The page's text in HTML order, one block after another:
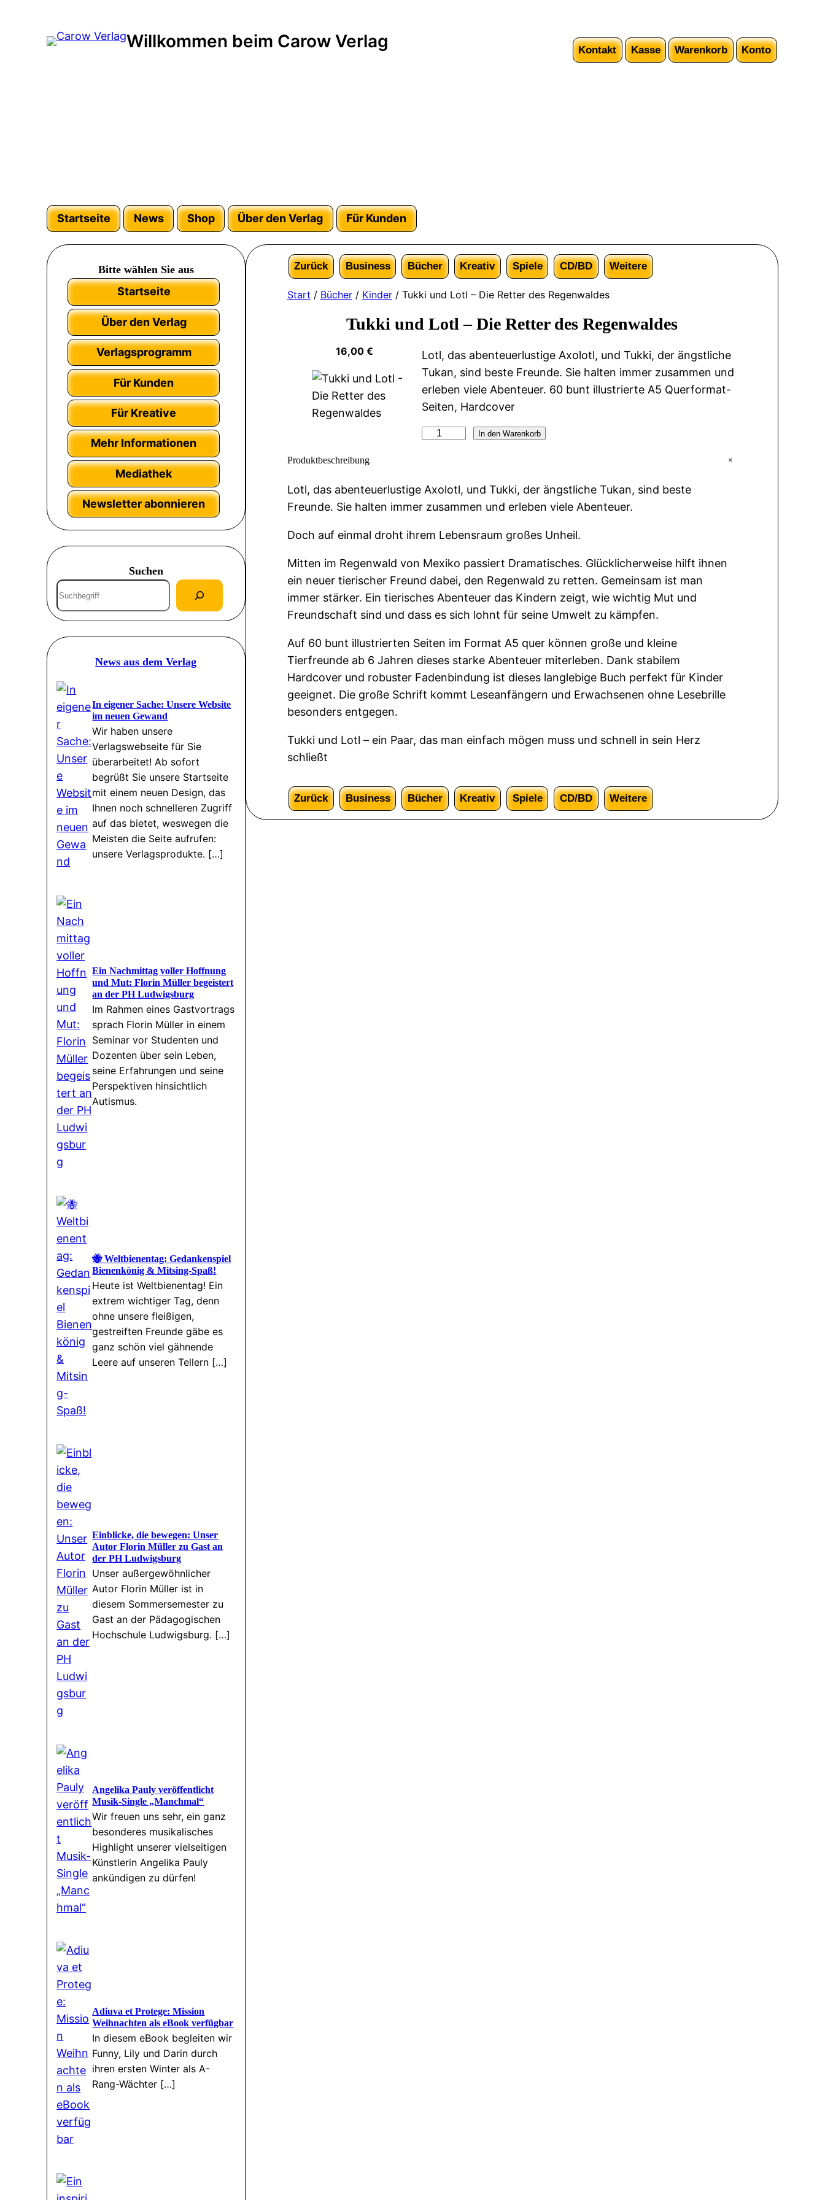
Willkommen beim Carow Verlag Kontakt Kasse Warenkorb Konto
Startseite News Shop Über den Verlag Für Kunden
Bitte wählen Sie aus
Startseite
Über den Verlag
Verlagsprogramm
Für Kunden
Für Kreative
Mehr Informationen
Mediathek
Newsletter abonnieren
Suchen
S
u
c
h
News aus dem Verlag
In eigener Sache: Unsere Website
im neuen Gewand
Wir haben unsere
Verlagswebseite für Sie
überarbeitet! Ab sofort
begrüßt Sie unsere Startseite
mit einem neuen Design, das
Ihnen noch schnelleren Zugriff
auf das bietet, weswegen die
Meisten die Seite aufrufen:
unsere Verlagsprodukte. […]
Ein Nachmittag voller Hoffnung
und Mut: Florin Müller begeistert
an der PH Ludwigsburg
Im Rahmen eines Gastvortrags
sprach Florin Müller in einem
Seminar vor Studenten und
Dozenten über sein Leben,
seine Erfahrungen und seine
Perspektiven hinsichtlich
Autismus.
🐝 Weltbienentag: Gedankenspiel
Bienenkönig & Mitsing-Spaß!
Heute ist Weltbienentag! Ein
extrem wichtiger Tag, denn
ohne unsere fleißigen,
gestreiften Freunde gäbe es
ganz schön viel gähnende
Leere auf unseren Tellern […]
Einblicke, die bewegen: Unser
Autor Florin Müller zu Gast an
der PH Ludwigsburg
Unser außergewöhnlicher
Autor Florin Müller ist in
diesem Sommersemester zu
Gast an der Pädagogischen
Hochschule Ludwigsburg. […]
Angelika Pauly veröffentlicht
Musik-Single „Manchmal“
Wir freuen uns sehr, ein ganz
besonderes musikalisches
Highlight unserer vielseitigen
Künstlerin Angelika Pauly
ankündigen zu dürfen!
Adiuva et Protege: Mission
Weihnachten als eBook verfügbar
In diesem eBook begleiten wir
Funny, Lily und Darin durch
ihren ersten Winter als A-
Rang-Wächter […]
Zurück Business Bücher Kreativ Spiele CD/BD Weitere
Start / Bücher/ Kinder/ Tukki und Lotl – Die Retter des Regenwaldes
Tukki und Lotl – Die Retter des Regenwaldes
16,00 €
Lotl, das abenteuerlustige Axolotl, und Tukki, der ängstliche
Tukan, sind beste Freunde. Sie halten immer zusammen und
erleben viele Abenteuer. 60 bunt illustrierte A5 Querformat-
Seiten, Hardcover
k
i
n
o
t
l
–
D
i
e
t
r
d
In den Warenkorb
Produktbeschreibung +
Lotl, das abenteuerlustige Axolotl, und Tukki, der ängstliche Tukan, sind beste
Freunde. Sie halten immer zusammen und erleben viele Abenteuer.
Doch auf einmal droht ihrem Lebensraum großes Unheil.
Mitten im Regenwald von Mexiko passiert Dramatisches. Glücklicherweise hilft ihnen
ein neuer tierischer Freund dabei, den Regenwald zu retten. Gemeinsam ist man
immer stärker. Ein tierisches Abenteuer das Kindern zeigt, wie wichtig Mut und
Freundschaft sind und dass es sich lohnt für seine Umwelt zu kämpfen.
Auf 60 bunt illustrierten Seiten im Format A5 quer können große und kleine
Tierfreunde ab 6 Jahren dieses starke Abenteuer miterleben. Dank stabilem
Hardcover und robuster Fadenbindung ist dieses langlebige Buch perfekt für Kinder
geeignet. Die große Schrift kommt Leseanfängern und Erwachsenen ohne Lesebrille
besonders entgegen.
Tukki und Lotl – ein Paar, das man einfach mögen muss und schnell in sein Herz
schließt
Zurück Business Bücher Kreativ Spiele CD/BD Weitere